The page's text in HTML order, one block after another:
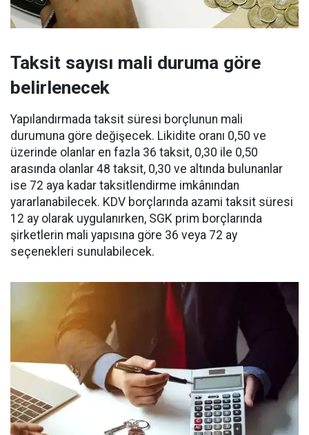
Taksit sayısı mali duruma göre
belirlenecek
Yapılandırmada taksit süresi borçlunun mali
durumuna göre değişecek. Likidite oranı 0,50 ve
üzerinde olanlar en fazla 36 taksit, 0,30 ile 0,50
arasında olanlar 48 taksit, 0,30 ve altında bulunanlar
ise 72 aya kadar taksitlendirme imkânından
yararlanabilecek. KDV borçlarında azami taksit süresi
12 ay olarak uygulanırken, SGK prim borçlarında
şirketlerin mali yapısına göre 36 veya 72 ay
seçenekleri sunulabilecek.